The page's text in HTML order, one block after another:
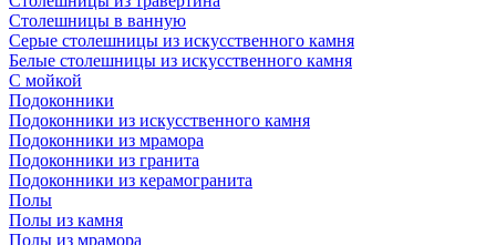
Столешницы в ванную
Серые столешницы из искусственного камня
Белые столешницы из искусственного камня
С мойкой
Подоконники
Подоконники из искусственного камня
Подоконники из мрамора
Подоконники из гранита
Подоконники из керамогранита
Полы
Полы из камня
Полы из мрамора